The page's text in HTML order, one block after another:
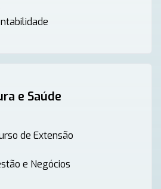
e Saúde
de Extensão
e Negócios